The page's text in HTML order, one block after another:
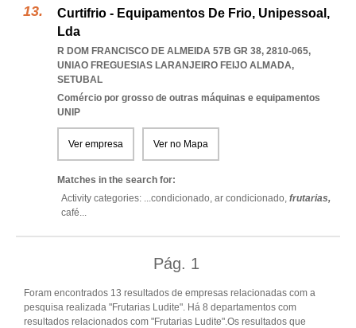
Curtifrio - Equipamentos De Frio, Unipessoal,
Lda
R DOM FRANCISCO DE ALMEIDA 57B GR 38, 2810-065,
UNIAO FREGUESIAS LARANJEIRO FEIJO ALMADA,
SETUBAL
Comércio por grosso de outras máquinas e equipamentos
UNIP
Ver empresa Ver no Mapa
Matches in the search for:
Activity categories: ...condicionado, ar condicionado, frutarias,
café...
Pág. 1
Foram encontrados 13 resultados de empresas relacionadas com a
pesquisa realizada "Frutarias Ludite". Há 8 departamentos com
resultados relacionados com "Frutarias Ludite".Os resultados que